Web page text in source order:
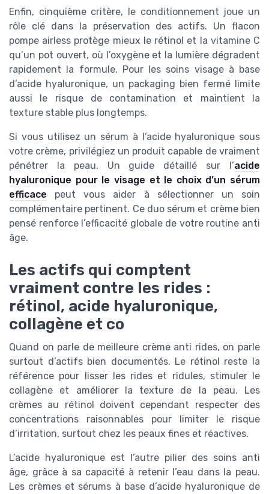
Enfin, cinquième critère, le conditionnement joue un
rôle clé dans la préservation des actifs. Un flacon
pompe airless protège mieux le rétinol et la vitamine C
qu’un pot ouvert, où l’oxygène et la lumière dégradent
rapidement la formule. Pour les soins visage à base
d’acide hyaluronique, un packaging bien fermé limite
aussi le risque de contamination et maintient la
texture stable plus longtemps.
Si vous utilisez un sérum à l’acide hyaluronique sous
votre crème, privilégiez un produit capable de vraiment
pénétrer la peau. Un guide détaillé sur l’acide
hyaluronique pour le visage et le choix d’un sérum
efficace peut vous aider à sélectionner un soin
complémentaire pertinent. Ce duo sérum et crème bien
pensé renforce l’efficacité globale de votre routine anti
âge.
Les actifs qui comptent
vraiment contre les rides :
rétinol, acide hyaluronique,
collagène et co
Quand on parle de meilleure crème anti rides, on parle
surtout d’actifs bien documentés. Le rétinol reste la
référence pour lisser les rides et ridules, stimuler le
collagène et améliorer la texture de la peau. Les
crèmes au rétinol doivent cependant respecter des
concentrations raisonnables pour limiter le risque
d’irritation, surtout chez les peaux fines et réactives.
L’acide hyaluronique est l’autre pilier des soins anti
âge, grâce à sa capacité à retenir l’eau dans la peau.
Les crèmes et sérums à base d’acide hyaluronique de